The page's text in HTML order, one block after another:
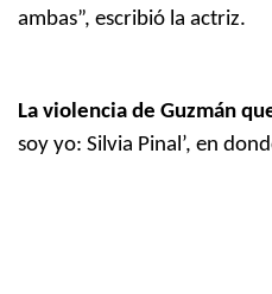
ambas”, escribió la actriz.
La violencia de Guzmán
soy yo: Silvia Pinal’, en